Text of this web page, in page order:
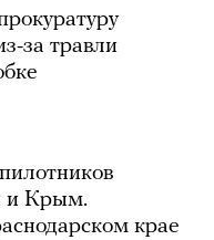
за травли
и Крым.
крае